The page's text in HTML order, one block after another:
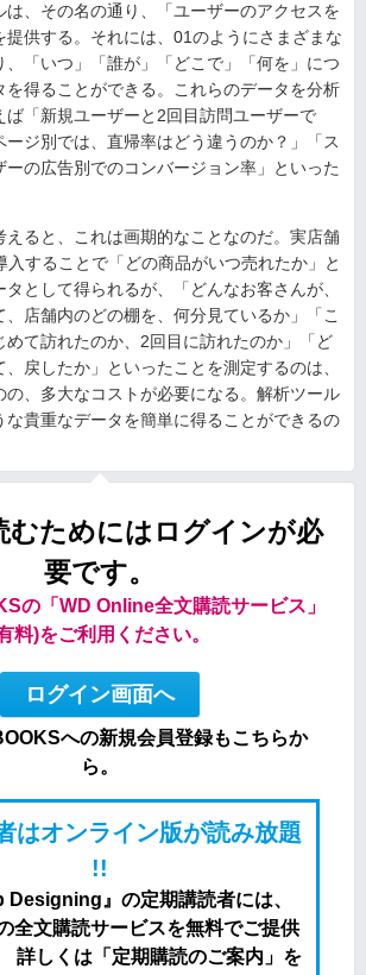
は、その名の通り、「ユーザーのアクセスを
提供する。それには、01のようにさまざまな
、「いつ」「誰が」「どこで」「何を」につ
を得ることができる。これらのデータを分析
ば「新規ユーザーと2回目訪問ユーザーで
ージ別では、直帰率はどう違うのか？」「ス
ーの広告別でのコンバージョン率」といった
えると、これは画期的なことなのだ。実店舗
入することで「どの商品がいつ売れたか」と
として得られるが、「どんなお客さんが、
、店舗内のどの棚を、何分見ているか」「こ
めて訪れたのか、2回目に訪れたのか」「ど
戻したか」といったことを測定するのは、
の、多大なコストが必要になる。解析ツール
な貴重なデータを簡単に得ることができるの
むためにはログインが必
要です。
の「WD Online全文購読サービス」
料)をご利用ください。
ログイン画面へ
への新規会員登録もこちらか
ら。
はオンライン版が読み放題
!!
Designing』の定期講読者には、
全文購読サービスを無料でご提供
詳しくは「定期購読のご案内」を